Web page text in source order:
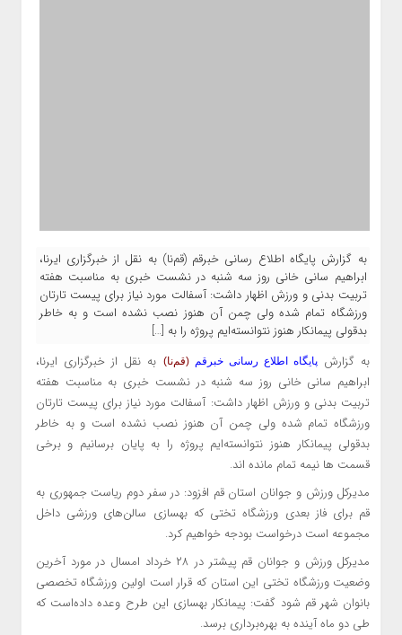
به گزارش پایگاه اطلاع رسانی خبرقم (قم‌نا) به نقل از خبرگزاری ایرنا،
ابراهیم سانی خانی روز سه شنبه در نشست خبری به مناسبت هفته
تربیت بدنی و ورزش اظهار داشت: آسفالت مورد نیاز برای پیست تارتان
ورزشگاه تمام شده ولی چمن آن هنوز نصب نشده است و به خاطر
بدقولی پیمانکار هنوز نتوانسته‌ایم پروژه را به […]
به گزارش پایگاه اطلاع رسانی خبرقم (قم‌نا) به نقل از خبرگزاری ایرنا،
ابراهیم سانی خانی روز سه شنبه در نشست خبری به مناسبت هفته
تربیت بدنی و ورزش اظهار داشت: آسفالت مورد نیاز برای پیست تارتان
ورزشگاه تمام شده ولی چمن آن هنوز نصب نشده است و به خاطر
بدقولی پیمانکار هنوز نتوانسته‌ایم پروژه را به پایان برسانیم و برخی
قسمت ها نیمه تمام مانده اند.
مدیرکل ورزش و جوانان استان قم افزود: در سفر دوم ریاست جمهوری به
قم برای فاز بعدی ورزشگاه تختی که بهسازی سالن‌های ورزشی داخل
مجموعه است درخواست بودجه خواهیم کرد.
مدیرکل ورزش و جوانان قم پیشتر در ۲۸ خرداد امسال در مورد آخرین
وضعیت ورزشگاه تختی این استان که قرار است اولین ورزشگاه تخصصی
بانوان شهر قم شود گفت: پیمانکار بهسازی این طرح وعده داده‌است که
طی دو ماه آینده به بهره‌برداری برسد.